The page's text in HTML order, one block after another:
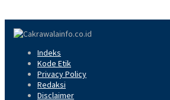
Indeks
Kode Etik
Privacy Policy
Redaksi
Disclaimer